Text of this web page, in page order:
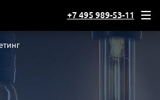
+7 495 989-53-11